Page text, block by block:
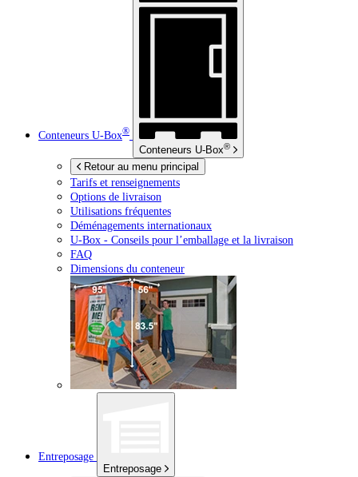
Conteneurs U-Box®
Conteneurs U-Box®
Retour au menu principal
Tarifs et renseignements
Options de livraison
Utilisations fréquentes
Déménagements internationaux
U-Box - Conseils pour l’emballage et la livraison
FAQ
Dimensions du conteneur
Entreposage
Entreposage